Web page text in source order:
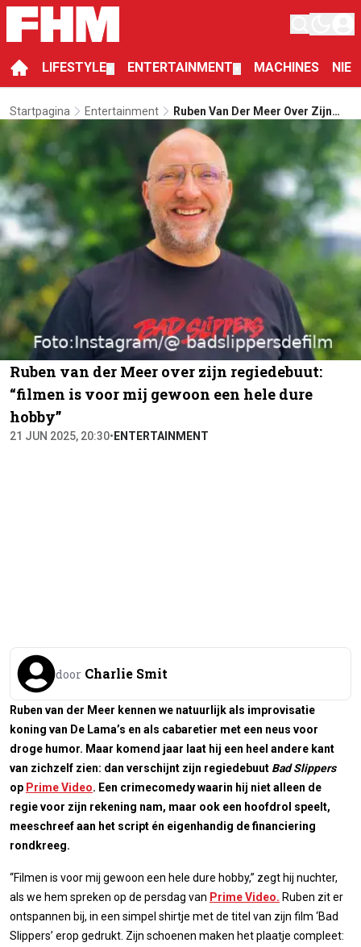
LIFESTYLE ENTERTAINMENT MACHINES
Startpagina Entertainment
Ruben Van Der Meer Over Zijn
Regiedebuut: “filmen Is Voor Mij
Gewoon Een Hele Dure Hobby”
Ruben van der Meer over zijn regiedebuut:
“filmen is voor mij gewoon een hele dure
hobby”
21 JUN 2025, 20:30• ENTERTAINMENT
door Charlie Smit
Ruben van der Meer kennen we natuurlijk als improvisatie
koning van De Lama’s en als cabaretier met een neus voor
droge humor. Maar komend jaar laat hij een heel andere kant
van zichzelf zien: dan verschijnt zijn regiedebuut Bad Slippers
op Prime Video. Een crimecomedy waarin hij niet alleen de
regie voor zijn rekening nam, maar ook een hoofdrol speelt,
meeschreef aan het script én eigenhandig de financiering
rondkreeg.
“Filmen is voor mij gewoon een hele dure hobby,” zegt hij nuchter,
als we hem spreken op de persdag van Prime Video. Ruben zit er
ontspannen bij, in een simpel shirtje met de titel van zijn film ‘Bad
Slippers’ erop gedrukt. Zijn schoenen maken het plaatje compleet: